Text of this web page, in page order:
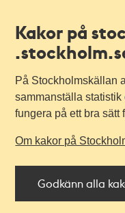
Kakor på
På Stockholmskällan
sammanställa
fungera på ett bra sätt
Om kakor på
Godkänn alla